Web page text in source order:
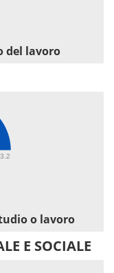
del lavoro
o lavoro
E SOCIALE